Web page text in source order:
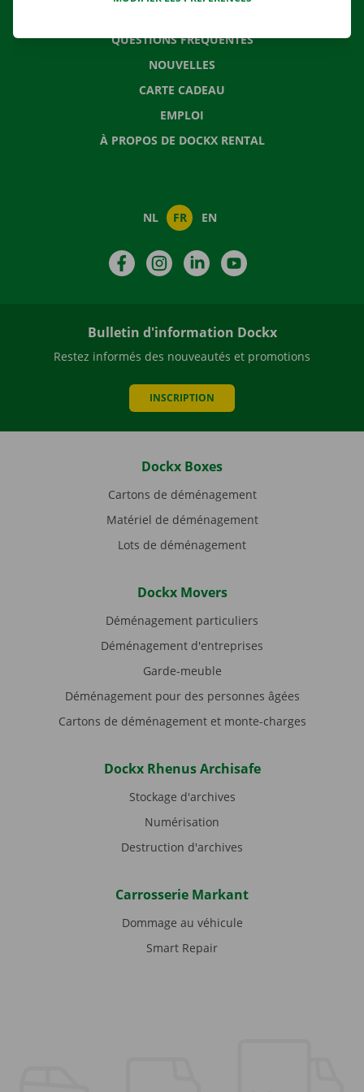
QUESTIONS FRÉQUENTES
NOUVELLES
CARTE CADEAU
EMPLOI
À PROPOS DE DOCKX RENTAL
NL FR EN
FacebookInstagramLinkedIn
Bulletin d'information Dockx
Restez informés des nouveautés et promotions
INSCRIPTION
Dockx Boxes
Cartons de déménagement
Matériel de déménagement
Lots de déménagement
Dockx Movers
Déménagement particuliers
Déménagement d'entreprises
Garde-meuble
Déménagement pour des personnes âgées
Cartons de déménagement et monte-charges
Dockx Rhenus Archisafe
Stockage d'archives
Numérisation
Destruction d'archives
Carrosserie Markant
Dommage au véhicule
Smart Repair